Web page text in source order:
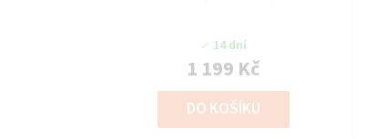
14 dní
1 199 Kč
DO KOŠÍKU